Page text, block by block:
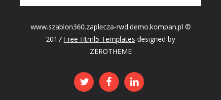
www.szablon360.zaplecza-rwd.demo.kompan.pl ©
2017 Free Html5 Templates designed by
ZEROTHEME